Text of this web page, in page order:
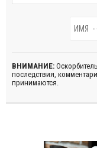
ВНИМАНИЕ:
последствия,
принимаются.